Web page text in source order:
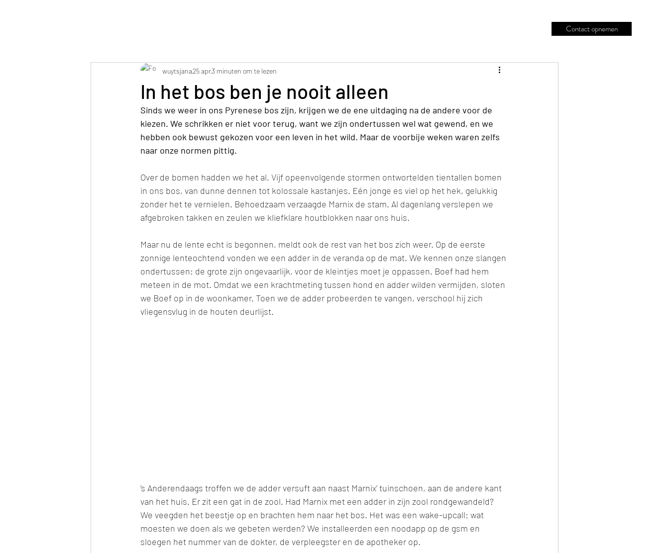
Contact opnemen
In het bos ben je nooit alleen
wuytsjana25 apr3 minuten om te lezen
Sinds we weer in ons Pyrenese bos zijn, krijgen we de ene uitdaging na de andere voor de
kiezen. We schrikken er niet voor terug, want we zijn ondertussen wel wat gewend, en we
hebben ook bewust gekozen voor een leven in het wild. Maar de voorbije weken waren zelfs
naar onze normen pittig.
Over de bomen hadden we het al. Vijf opeenvolgende stormen ontwortelden tientallen bomen
in ons bos, van dunne dennen tot kolossale kastanjes. Eén jonge es viel op het hek, gelukkig
zonder het te vernielen. Behoedzaam verzaagde Marnix de stam. Al dagenlang verslepen we
afgebroken takken en zeulen we kliefklare houtblokken naar ons huis.
Maar nu de lente echt is begonnen, meldt ook de rest van het bos zich weer. Op de eerste
zonnige lenteochtend vonden we een adder in de veranda op de mat. We kennen onze slangen
ondertussen: de grote zijn ongevaarlijk, voor de kleintjes moet je oppassen. Boef had hem
meteen in de mot. Omdat we een krachtmeting tussen hond en adder wilden vermijden, sloten
we Boef op in de woonkamer. Toen we de adder probeerden te vangen, verschool hij zich
vliegensvlug in de houten deurlijst.
’s Anderendaags troffen we de adder versuft aan naast Marnix’ tuinschoen, aan de andere kant
van het huis. Er zit een gat in de zool. Had Marnix met een adder in zijn zool rondgewandeld?
We veegden het beestje op en brachten hem naar het bos. Het was een wake-upcall: wat
moesten we doen als we gebeten werden? We installeerden een noodapp op de gsm en
sloegen het nummer van de dokter, de verpleegster en de apotheker op.